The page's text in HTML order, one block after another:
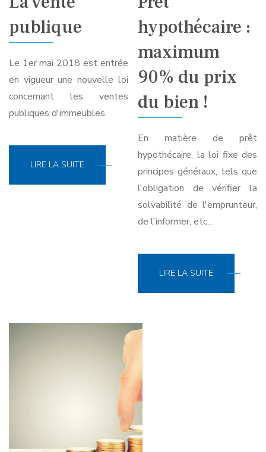
publique
Le 1er mai 2018 est entrée
en vigueur une nouvelle loi
concernant les ventes
publiques d'immeubles.
LIRE LA SUITE
hypothécaire :
maximum
90% du prix
du bien !
En matière de prêt
hypothécaire, la loi fixe des
principes généraux, tels que
l'obligation de vérifier la
solvabilité de l'emprunteur,
de l'informer, etc...
LIRE LA SUITE